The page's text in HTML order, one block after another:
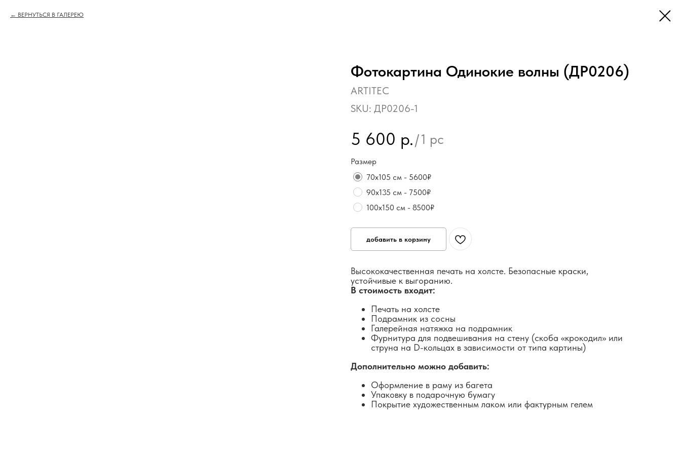
ВЕРНУТЬСЯ В ГАЛЕРЕЮ
Фотокартина Одинокие волны (ДР0206)
ARTITEC
SKU: ДР0206-1
5 600 р./1 pc
Размер
70х105 см - 5600₽
90х135 см - 7500₽
100х150 см - 8500₽
добавить в корзину
Высококачественная печать на холсте. Безопасные краски,
устойчивые к выгоранию.
В стоимость входит:
Печать на холсте
Подрамник из сосны
Галерейная натяжка на подрамник
Фурнитура для подвешивания на стену (скоба «крокодил» или
струна на D-кольцах в зависимости от типа картины)
Дополнительно можно добавить:
Оформление в раму из багета
Упаковку в подарочную бумагу
Покрытие художественным лаком или фактурным гелем